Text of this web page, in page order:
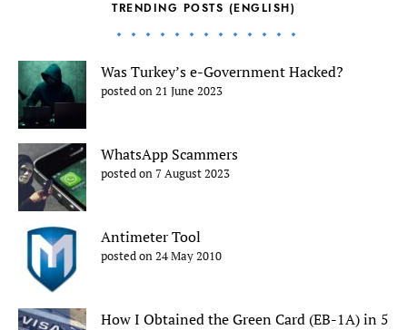
TRENDING POSTS (ENGLISH)
Was Turkey’s e-Government Hacked?
posted on 21 June 2023
WhatsApp Scammers
posted on 7 August 2023
Antimeter Tool
posted on 24 May 2010
How I Obtained the Green Card (EB-1A) in 5